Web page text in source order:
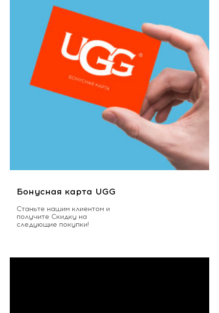
Бонусная карта UGG
Станьте нашим клиентом и
получите Скидку на
следующие покупки!